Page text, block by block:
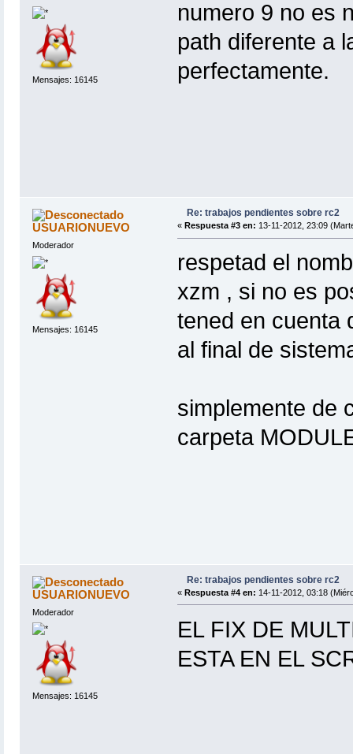
Mensajes: 16145
numero 9 no es
path diferente a
perfectamente.
USUARIONUEVO
Moderador
Mensajes: 16145
Re: trabajos pendientes sobre rc2
« Respuesta #3 en: 13-11-2012, 23:09
respetad el
xzm , si no es
tened en cuenta
al final de
simplemente de
carpeta
USUARIONUEVO
Moderador
Mensajes: 16145
Re: trabajos pendientes sobre rc2
« Respuesta #4 en: 14-11-2012, 03:18
EL FIX DE
ESTA EN EL